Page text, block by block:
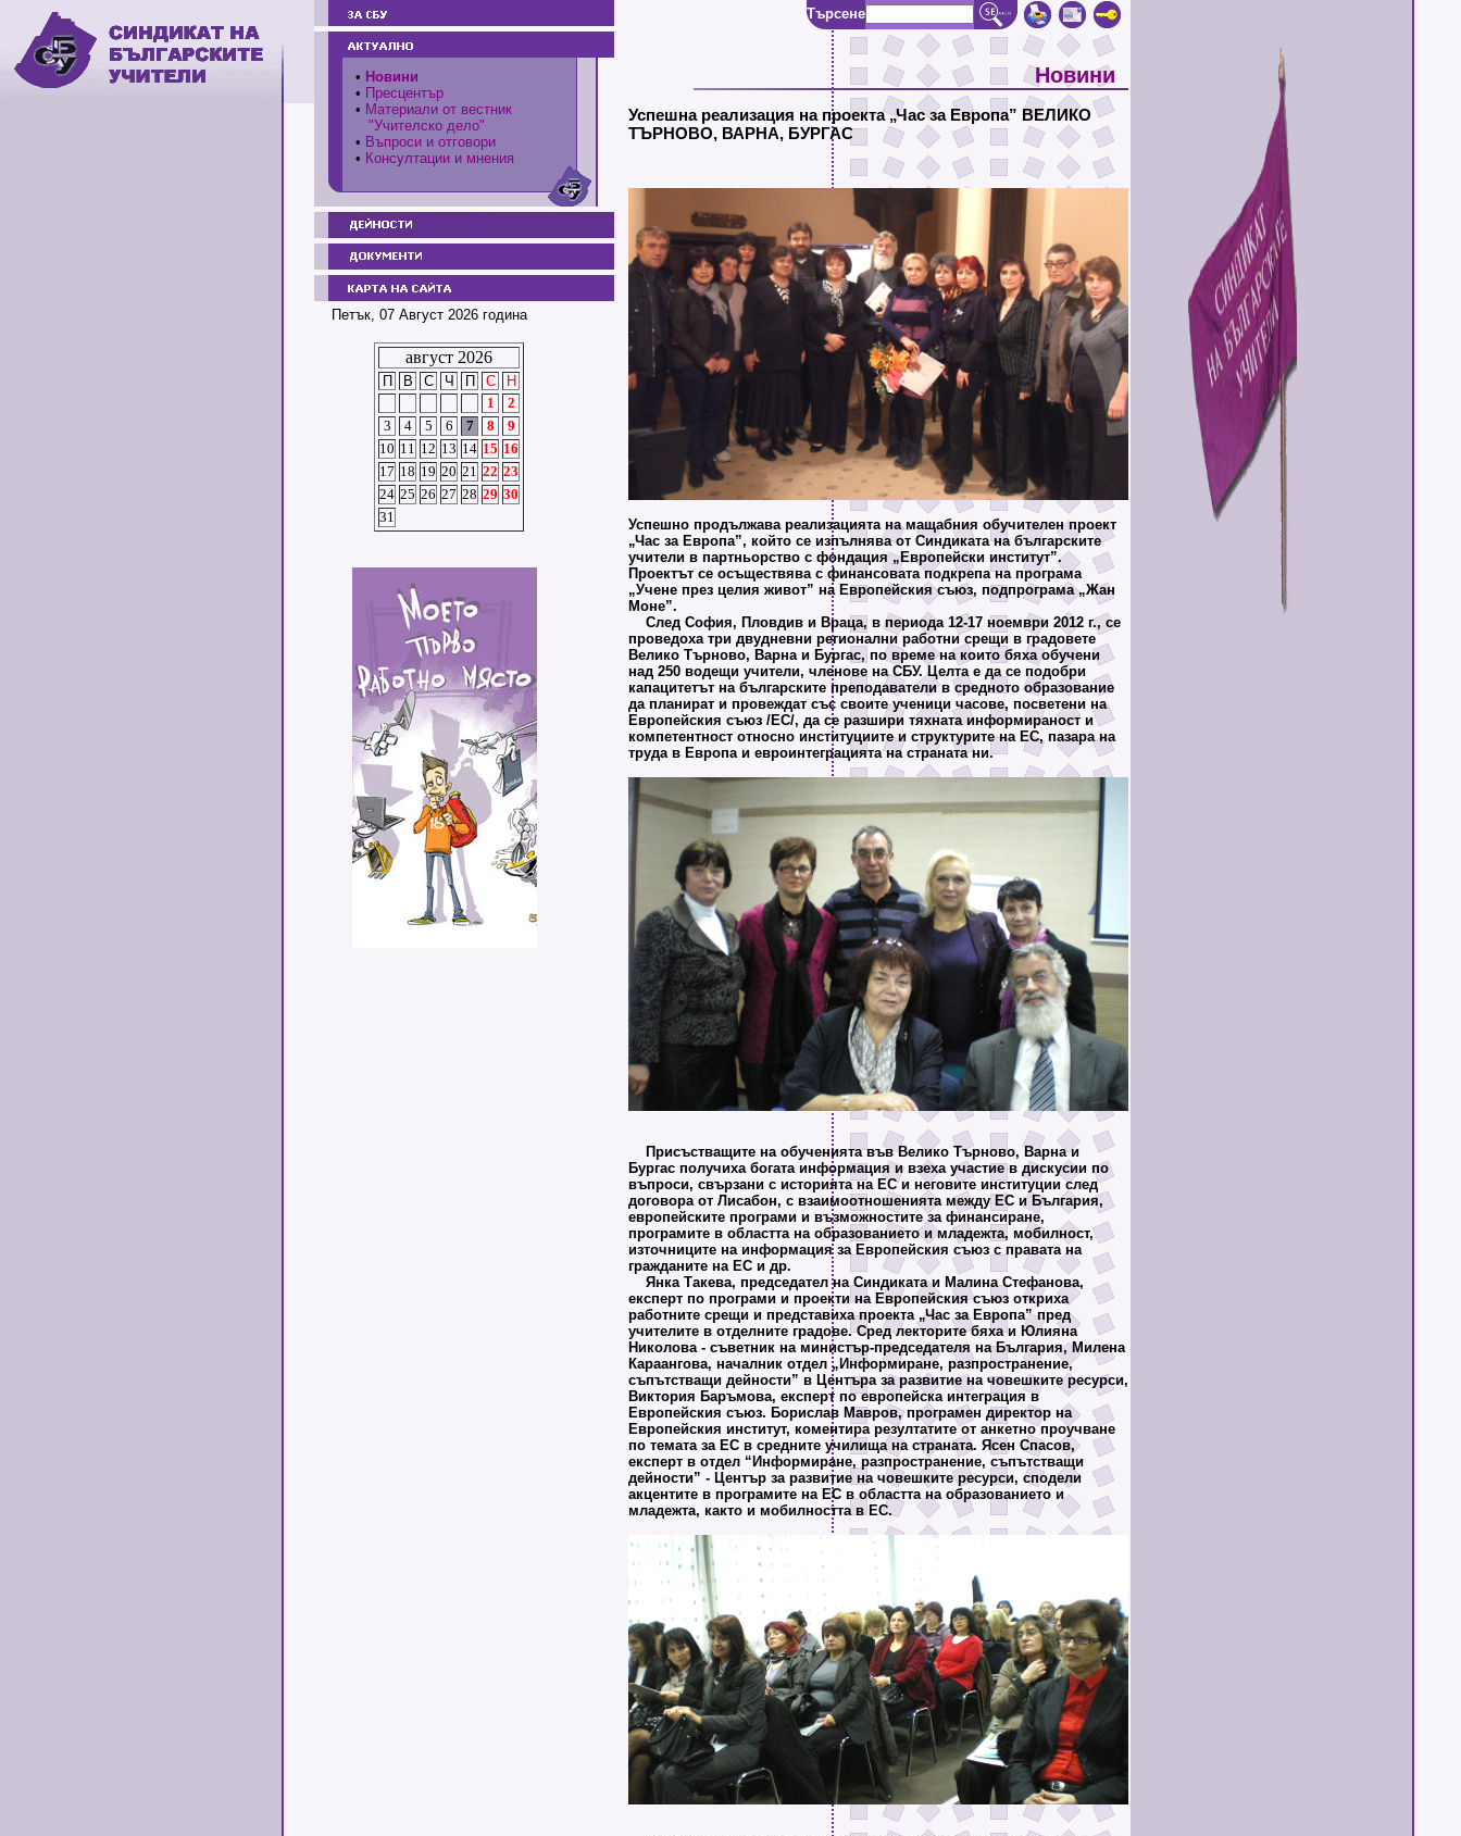
• Новини
• Пресцентър
• Материали от вестник
"Учителско дело"
• Въпроси и отговори
• Консултации и мнения
Петък, 07 Август 2026 година
август 2026
П В С Ч П С
Н
1
2
3
4 5 6 7 8
9
10 11 12 13 14 15 16
17 18 19 20 21 22 23
24 25 26 27 28 29 30
31
Търсене
Новини
Успешна реализация на проекта „Час за Европа” ВЕЛИКО
ТЪРНОВО, ВАРНА, БУРГАС
Успешно продължава реализацията на мащабния обучителен проект
„Час за Европа”, който се изпълнява от Синдиката на българските
учители в партньорство с фондация „Европейски институт”.
Проектът се осъществява с финансовата подкрепа на програма
„Учене през целия живот” на Европейския съюз, подпрограма „Жан
Моне”.
След София, Пловдив и Враца, в периода 12-17 ноември 2012 г., се
проведоха три двудневни регионални работни срещи в градовете
Велико Търново, Варна и Бургас, по време на които бяха обучени
над 250 водещи учители, членове на СБУ. Целта е да се подобри
капацитетът на българските преподаватели в средното образование
да планират и провеждат със своите ученици часове, посветени на
Европейския съюз /ЕС/, да се разшири тяхната информираност и
компетентност относно институциите и структурите на ЕС, пазара на
труда в Европа и евроинтеграцията на страната ни.
Присъстващите на обученията във Велико Търново, Варна и
Бургас получиха богата информация и взеха участие в дискусии по
въпроси, свързани с историята на ЕС и неговите институции след
договора от Лисабон, с взаимоотношенията между ЕС и България,
европейските програми и възможностите за финансиране,
програмите в областта на образованието и младежта, мобилност,
източниците на информация за Европейския съюз с правата на
гражданите на ЕС и др.
Янка Такева, председател на Синдиката и Малина Стефанова,
експерт по програми и проекти на Европейския съюз откриха
работните срещи и представиха проекта „Час за Европа” пред
учителите в отделните градове. Сред лекторите бяха и Юлияна
Николова - съветник на министър-председателя на България, Милена
Караангова, началник отдел „Информиране, разпространение,
съпътстващи дейности” в Центъра за развитие на човешките ресурси,
Виктория Баръмова, експерт по европейска интеграция в
Европейския съюз. Борислав Мавров, програмен директор на
Европейския институт, коментира резултатите от анкетно проучване
по темата за ЕС в средните училища на страната. Ясен Спасов,
експерт в отдел “Информиране, разпространение, съпътстващи
дейности” - Център за развитие на човешките ресурси, сподели
акцентите в програмите на ЕС в областта на образованието и
младежта, както и мобилността в ЕС.